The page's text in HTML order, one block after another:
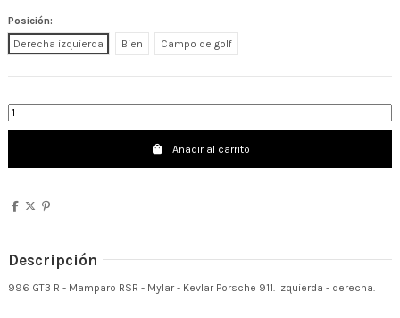
Posición:
Derecha izquierda
Bien Campo de golf
Añadir al carrito
Descripción
996 GT3 R - Mamparo RSR - Mylar - Kevlar Porsche 911. Izquierda - derecha.